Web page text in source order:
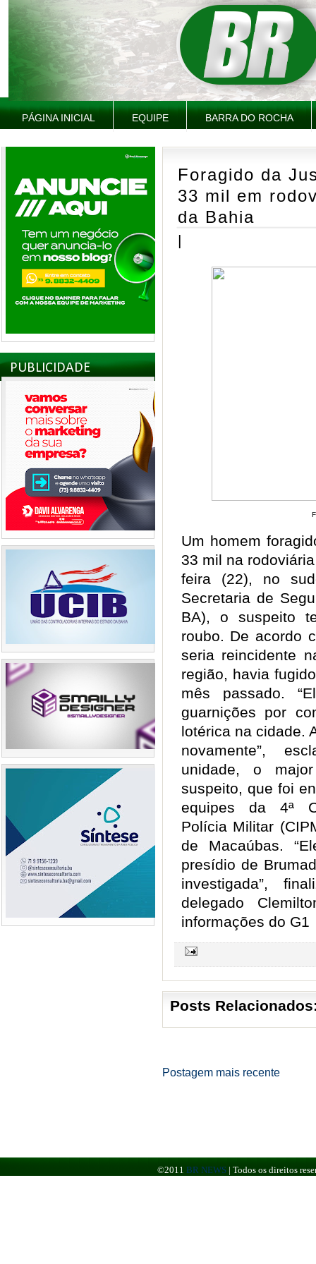
PÁGINA INICIAL EQUIPE BARRA DO ROCHA
PUBLICIDADE
Foragido da
33 mil em
da Bahia
|
Um homem
33 mil na
feira (22), no
Secretaria de
BA), o suspeito
roubo. De acordo
seria reincidente
região, havia
mês passado.
guarnições por
lotérica na cidade.
novamente”,
unidade, o
suspeito, que foi
equipes da 4ª
Polícia Militar
de Macaúbas.
presídio de
investigada”,
delegado
informações do G1
Posts
Postagem mais recente
©2011 BR NEWS | Todos os direitos